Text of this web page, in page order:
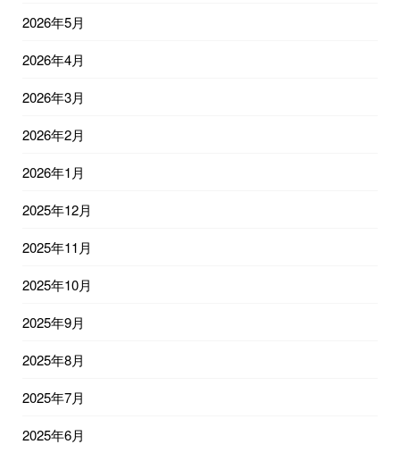
2026年5月
2026年4月
2026年3月
2026年2月
2026年1月
2025年12月
2025年11月
2025年10月
2025年9月
2025年8月
2025年7月
2025年6月